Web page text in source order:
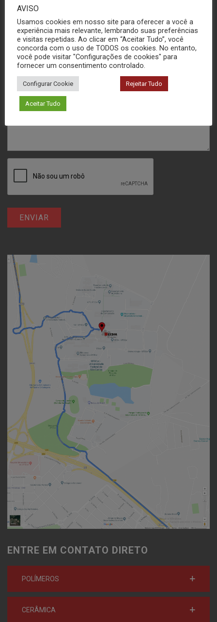
ENTRE EM CONTATO DIRETO
POLÍMEROS
CERÂMICA
AVISO
Usamos cookies em nosso site para oferecer a você a
experiência mais relevante, lembrando suas preferências
e visitas repetidas. Ao clicar em “Aceitar Tudo”, você
concorda com o uso de TODOS os cookies. No entanto,
você pode visitar "Configurações de cookies" para
fornecer um consentimento controlado.
Configurar Cookie Rejeitar Tudo
Aceitar Tudo